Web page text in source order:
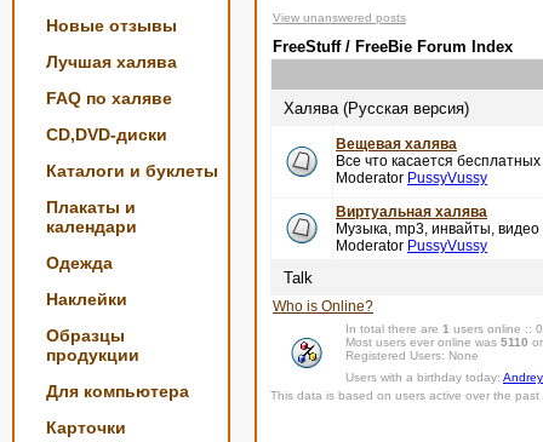
Новые отзывы
Лучшая халява
FAQ по халяве
CD,DVD-диски
Каталоги и буклеты
Плакаты и
календари
Одежда
Наклейки
Образцы
продукции
Для компьютера
Карточки
View unanswered posts
FreeStuff / FreeBie Forum Index
Халява (Русская версия)
Вещевая халява
Все что касается
Moderator PussyVussy
Виртуальная халява
Музыка, mp3, инвайты, видео
Moderator PussyVussy
Talk
Who is Online?
In total there are 1 users online ::
Most users ever online was 5110
Registered Users: None
Users with a birthday today:
This data is based on users active over the past